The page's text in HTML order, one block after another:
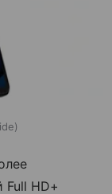
Full HD+